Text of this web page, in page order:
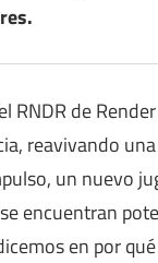
RNDR de
reavivando
un nuevo
encuentran
en por